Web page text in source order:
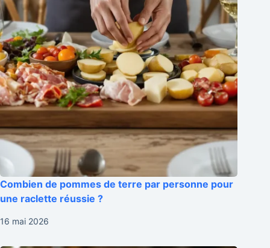
Combien de pommes de terre par personne pour
une raclette réussie ?
16 mai 2026